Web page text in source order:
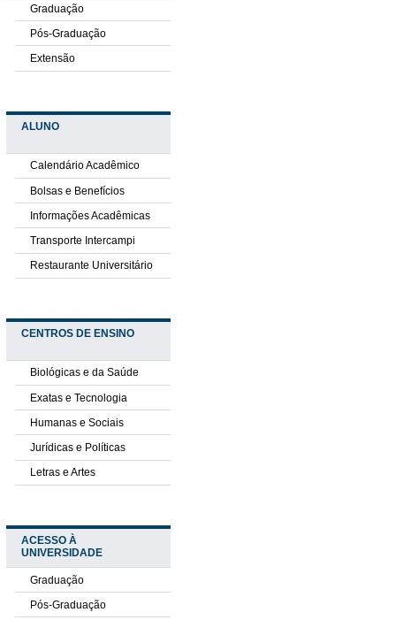
Graduação
Pós-Graduação
Extensão
ALUNO
Calendário Acadêmico
Bolsas e Benefícios
Informações Acadêmicas
Transporte Intercampi
Restaurante Universitário
CENTROS DE ENSINO
Biológicas e da Saúde
Exatas e Tecnologia
Humanas e Sociais
Jurídicas e Políticas
Letras e Artes
ACESSO À
UNIVERSIDADE
Graduação
Pós-Graduação